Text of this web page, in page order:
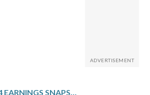
W.W. GRAINGER: Q4 EARNINGS SNAPSHOT